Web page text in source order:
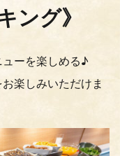
ング》
ーを楽しめる♪
楽しみいただけま